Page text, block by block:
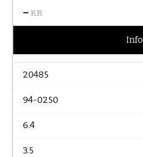
– KR
Info
20485
94-0250
6.4
3.5